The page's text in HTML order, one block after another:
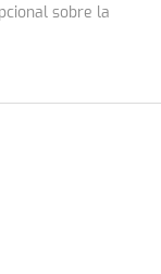
sobre la